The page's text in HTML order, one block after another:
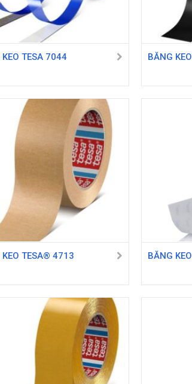
TESA 7044 BĂNG
TESA® 4713 BĂNG